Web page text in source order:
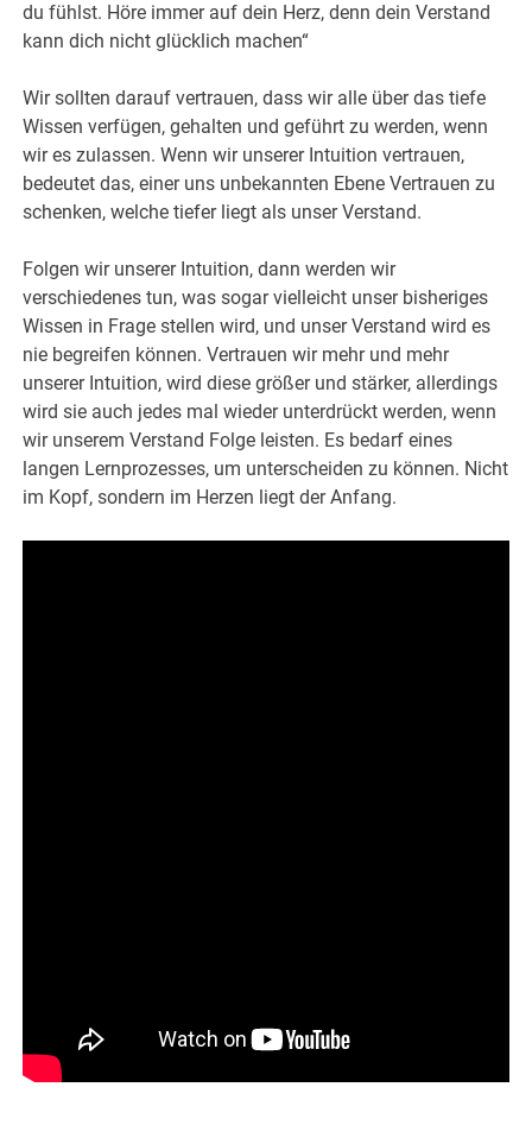
du fühlst. Höre immer auf dein Herz, denn dein Verstand
kann dich nicht glücklich machen“
Wir sollten darauf vertrauen, dass wir alle über das tiefe
Wissen verfügen, gehalten und geführt zu werden, wenn
wir es zulassen. Wenn wir unserer Intuition vertrauen,
bedeutet das, einer uns unbekannten Ebene Vertrauen zu
schenken, welche tiefer liegt als unser Verstand.
Folgen wir unserer Intuition, dann werden wir
verschiedenes tun, was sogar vielleicht unser bisheriges
Wissen in Frage stellen wird, und unser Verstand wird es
nie begreifen können. Vertrauen wir mehr und mehr
unserer Intuition, wird diese größer und stärker, allerdings
wird sie auch jedes mal wieder unterdrückt werden, wenn
wir unserem Verstand Folge leisten. Es bedarf eines
langen Lernprozesses, um unterscheiden zu können. Nicht
im Kopf, sondern im Herzen liegt der Anfang.